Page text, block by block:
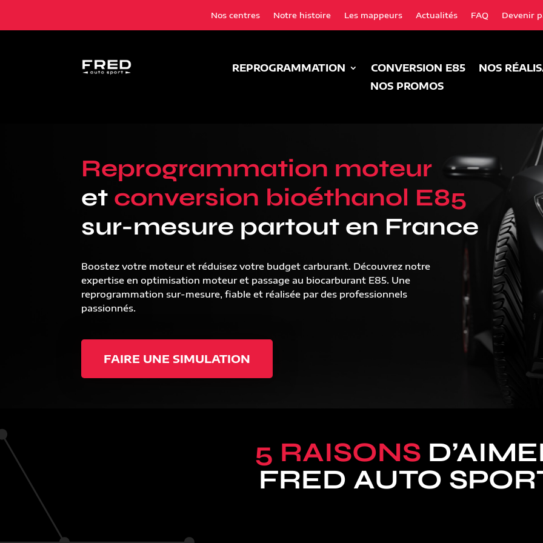
Nos centres Notre histoire Les mappeurs Actualités FAQ Devenir
REPROGRAMMATION CONVERSION E85
NOS
NOS PROMOS
Reprogrammation moteur
et conversion bioéthanol E85
sur-mesure partout en France
Boostez votre moteur et réduisez votre budget carburant. Découvrez notre
expertise en optimisation moteur et passage au biocarburant E85. Une
reprogrammation sur-mesure, fiable et réalisée par des professionnels
passionnés.
FAIRE UNE SIMULATION
5 RAISONS
FRED AUTO